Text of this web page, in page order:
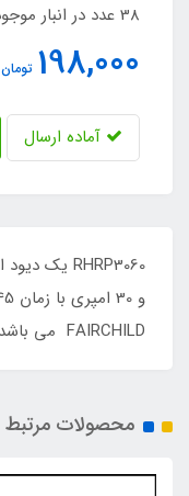
38 عدد در انبار موجود است
198,000 تومان
آماده ارسال
FAIRCHILD می باشد ORIGINAL
محصولات مرتبط